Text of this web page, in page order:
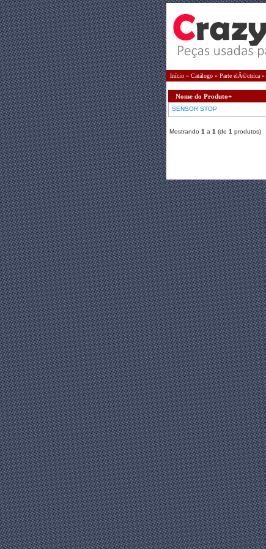
Início » Catálogo » Parte elÃ©ctrica »
Nome do Produto+
SENSOR STOP
Mostrando 1 a 1 (de 1 produtos)